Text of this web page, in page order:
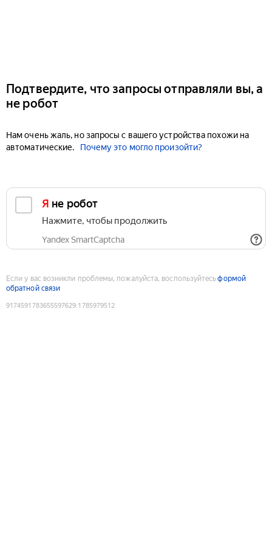
Подтвердите, что запросы отправляли вы, а
не робот
Нам очень жаль, но запросы с вашего устройства похожи на
автоматические.
Почему это могло произойти?
Я не робот
Нажмите, чтобы продолжить
Yandex SmartCaptcha
Если у вас возникли проблемы, пожалуйста, воспользуйтесьформой
обратной связи
9174591783655597629:1785979512